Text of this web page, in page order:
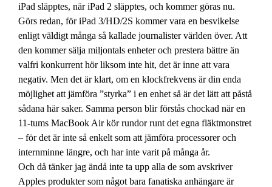
iPad släpptes, när iPad 2 släpptes, och kommer göras nu.
Görs redan, för iPad 3/HD/2S kommer vara en besvikelse
enligt väldigt många så kallade journalister världen över. Att
den kommer sälja miljontals enheter och prestera bättre än
valfri konkurrent hör liksom inte hit, det är inne att vara
negativ. Men det är klart, om en klockfrekvens är din enda
möjlighet att jämföra ”styrka” i en enhet så är det lätt att påstå
sådana här saker. Samma person blir förstås chockad när en
11-tums MacBook Air kör rundor runt det egna fläktmonstret
– för det är inte så enkelt som att jämföra processorer och
internminne längre, och har inte varit på många år.
Och då tänker jag ändå inte ta upp alla de som avskriver
Apples produkter som något bara fanatiska anhängare är